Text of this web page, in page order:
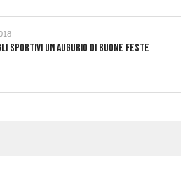
SPORTIVI UN AUGURIO DI BUONE FESTE